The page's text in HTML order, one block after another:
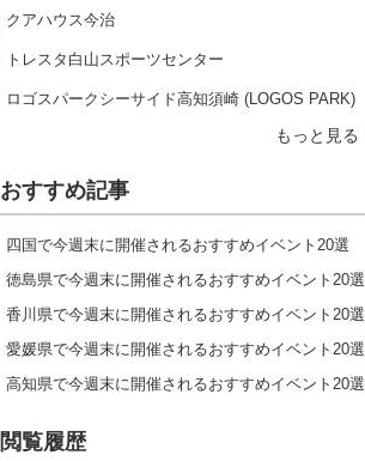
クアハウス今治
トレスタ白山スポーツセンター
ロゴスパークシーサイド高知須崎 (LOGOS PARK)
もっと見る
おすすめ記事
四国で今週末に開催されるおすすめイベント20選
徳島県で今週末に開催されるおすすめイベント20選
香川県で今週末に開催されるおすすめイベント20選
愛媛県で今週末に開催されるおすすめイベント20選
高知県で今週末に開催されるおすすめイベント20選
閲覧履歴